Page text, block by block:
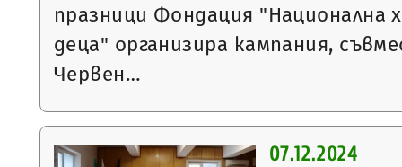
празници Фондация "Национална
деца" организира кампания,
Червен…
07.12.2024